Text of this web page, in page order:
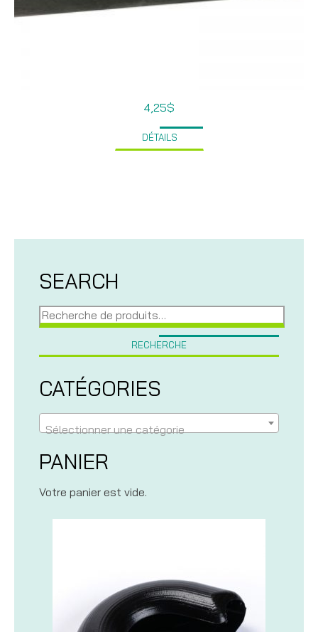
4,25$
DÉTAILS
SEARCH
Recherche
pour :
RECHERCHE
CATÉGORIES
Sélectionner une catégorie
PANIER
Votre panier est vide.